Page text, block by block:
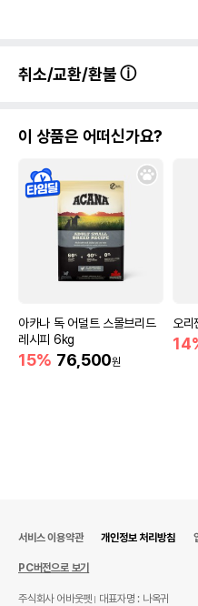
취소/교환/환불
이 상품은 어떠신가요?
아카나 독 어덜트 스몰브리드
레시피 6kg
15% 76,500원
오
서비스 이용약관 개인정보 처리방침
PC버전으로 보기
주식회사 어바웃펫 대표자명 : 나옥귀